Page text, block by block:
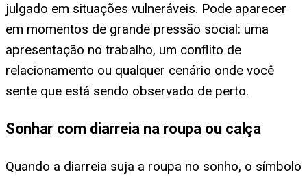
julgado em situações vulneráveis. Pode aparecer
em momentos de grande pressão social: uma
apresentação no trabalho, um conflito de
relacionamento ou qualquer cenário onde você
sente que está sendo observado de perto.
Sonhar com diarreia na roupa ou calça
Quando a diarreia suja a roupa no sonho, o símbolo